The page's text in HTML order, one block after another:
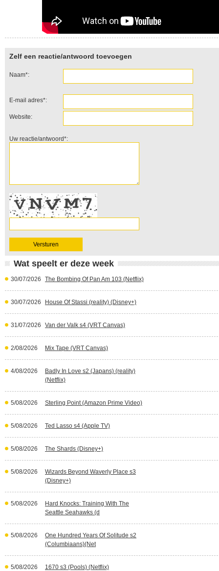
Zelf een reactie/antwoord toevoegen
Naam*:
E-mail adres*:
Website:
Uw reactie/antwoord*:
Wat speelt er deze week
30/07/2026 The Bombing Of Pan Am 103 (Netflix)
30/07/2026 House Of Stassi (reality) (Disney+)
31/07/2026 Van der Valk s4 (VRT Canvas)
2/08/2026 Mix Tape (VRT Canvas)
4/08/2026
Badly In Love s2 (Japans) (reality)
(Netflix)
5/08/2026 Sterling Point (Amazon Prime Video)
5/08/2026 Ted Lasso s4 (Apple TV)
5/08/2026 The Shards (Disney+)
5/08/2026
Wizards Beyond Waverly Place s3
(Disney+)
5/08/2026
Hard Knocks: Training With The
Seattle Seahawks (d
5/08/2026
One Hundred Years Of Solitude s2
(Columbiaans)(Net
5/08/2026 1670 s3 (Pools) (Netflix)